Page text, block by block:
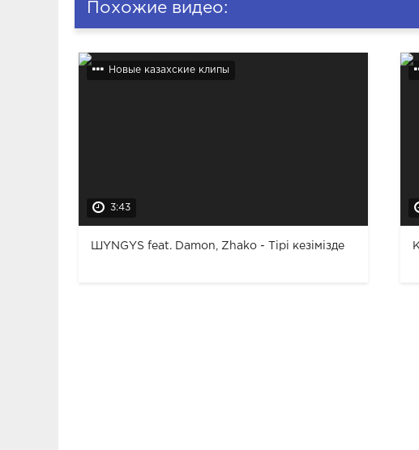
Похожие видео:
Новые казахские клипы
3:43
ШYNGYS feat. Damon, Zhako - Тірі кезімізде